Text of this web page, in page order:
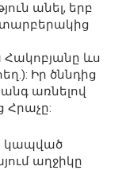
անել, երբ
տարբերակից
Հակոբյանը ևս
Իր ծննդից
առնելով
կապված
աղջիկը